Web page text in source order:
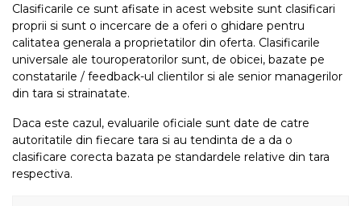
Clasificarile ce sunt afisate in acest website sunt clasificari
proprii si sunt o incercare de a oferi o ghidare pentru
calitatea generala a proprietatilor din oferta. Clasificarile
universale ale touroperatorilor sunt, de obicei, bazate pe
constatarile / feedback-ul clientilor si ale senior managerilor
din tara si strainatate.
Daca este cazul, evaluarile oficiale sunt date de catre
autoritatile din fiecare tara si au tendinta de a da o
clasificare corecta bazata pe standardele relative din tara
respectiva.